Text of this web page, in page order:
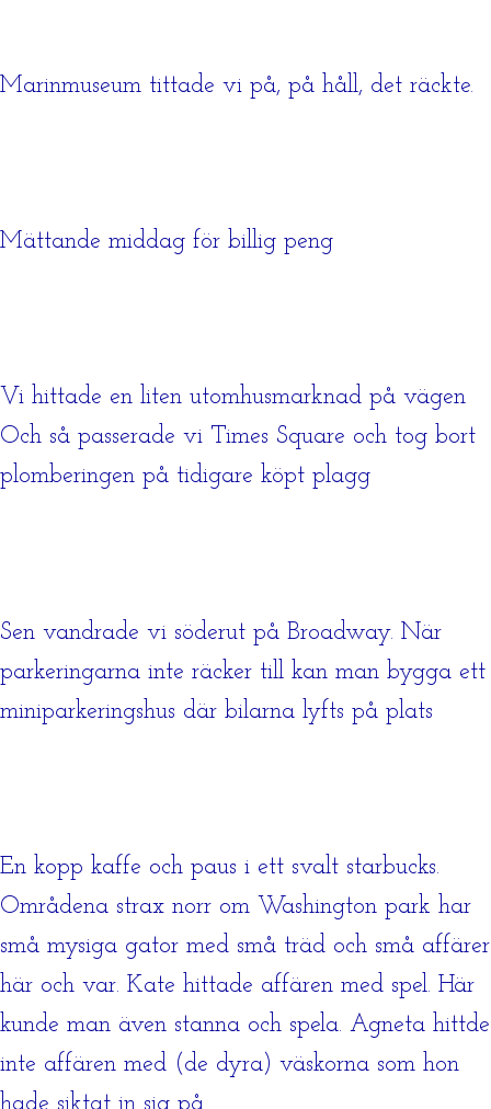
Marinmuseum tittade vi på, på håll, det räckte.
Mättande middag för billig peng
Vi hittade en liten utomhusmarknad på vägen
Och så passerade vi Times Square och tog bort
plomberingen på tidigare köpt plagg
Sen vandrade vi söderut på Broadway. När
parkeringarna inte räcker till kan man bygga ett
miniparkeringshus där bilarna lyfts på plats
En kopp kaffe och paus i ett svalt starbucks.
Områdena strax norr om Washington park har
små mysiga gator med små träd och små affärer
här och var. Kate hittade affären med spel. Här
kunde man även stanna och spela. Agneta hittde
inte affären med (de dyra) väskorna som hon